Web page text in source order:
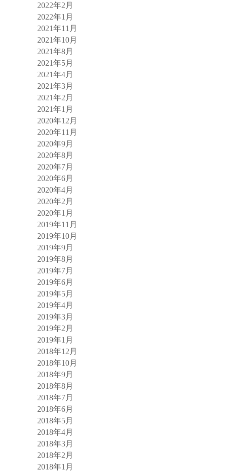
2022年2月
2022年1月
2021年11月
2021年10月
2021年8月
2021年5月
2021年4月
2021年3月
2021年2月
2021年1月
2020年12月
2020年11月
2020年9月
2020年8月
2020年7月
2020年6月
2020年4月
2020年2月
2020年1月
2019年11月
2019年10月
2019年9月
2019年8月
2019年7月
2019年6月
2019年5月
2019年4月
2019年3月
2019年2月
2019年1月
2018年12月
2018年10月
2018年9月
2018年8月
2018年7月
2018年6月
2018年5月
2018年4月
2018年3月
2018年2月
2018年1月